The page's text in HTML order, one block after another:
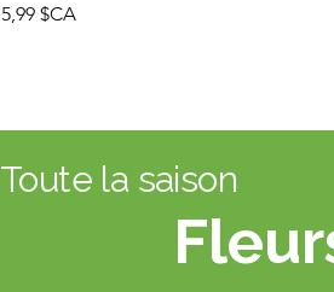
Prix
5,99 $CA
Toute la saison